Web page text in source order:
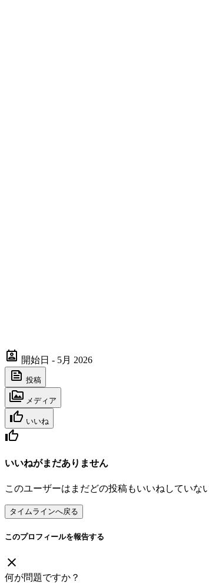
開始日 - 5月 2026
投稿
メディア
いいね
いいねがまだありません
このユーザーはまだどの投稿もいいねしてい
タイムラインへ戻る
このプロフィールを報告する
何が問題ですか？